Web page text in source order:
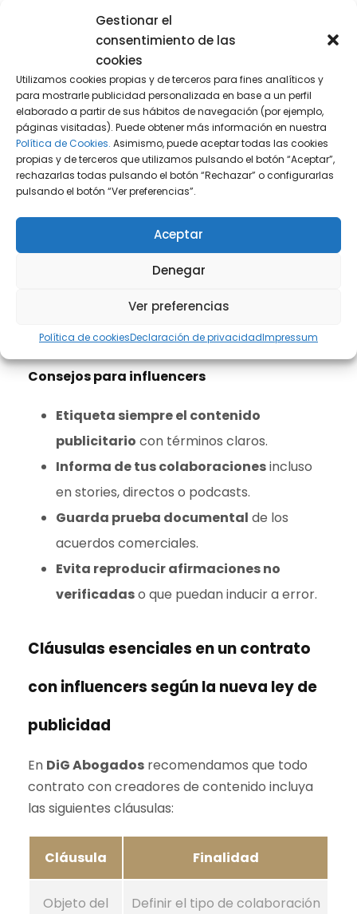
Gestionar el
consentimiento de las
cookies
Utilizamos cookies propias y de terceros para fines analíticos y
para mostrarle publicidad personalizada en base a un perfil
elaborado a partir de sus hábitos de navegación (por ejemplo,
páginas visitadas). Puede obtener más información en nuestra
Política de Cookies. Asimismo, puede aceptar todas las cookies
propias y de terceros que utilizamos pulsando el botón “Aceptar”,
rechazarlas todas pulsando el botón “Rechazar” o configurarlas
pulsando el botón “Ver preferencias”.
Aceptar
Denegar
Ver preferencias
Política de cookiesDeclaración de privacidadImpressum
normas de consumo, veracidad y
publicidad.
Evitar prácticas engañosas.
No se deben ofrecer descuentos falsos,
precios manipulados o mensajes ambiguos.
La CNMC y las asociaciones de
consumidores intensifican su control
durante el Black Friday.
Supervisar el cumplimiento del RGPD.
Si la campaña incluye sorteos o
recopilación de datos, deben cumplirse las
normas de protección de datos y
consentimiento informado.
Consejos para influencers
Etiqueta siempre el contenido
publicitario con términos claros.
Informa de tus colaboracionesincluso
en stories, directos o podcasts.
Guarda prueba documental de los
acuerdos comerciales.
Evita reproducir afirmaciones no
verificadaso que puedan inducir a error.
Cláusulas esenciales en un contrato
con influencers según la nueva ley de
publicidad
En DiG Abogados recomendamos que todo
contrato con creadores de contenido incluya
las siguientes cláusulas:
Cláusula Finalidad
Objeto del
Definir el tipo de colaboración